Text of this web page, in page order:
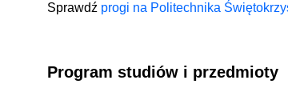
Sprawdź progi na Politechnika
Program studiów i przedmioty